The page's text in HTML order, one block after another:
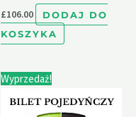
£106.00
DODAJ DO
KOSZYKA
Wyprzedaż!
Pierwotna
cena
wynosiła:
£55.00.
wynosi:
£40.00.